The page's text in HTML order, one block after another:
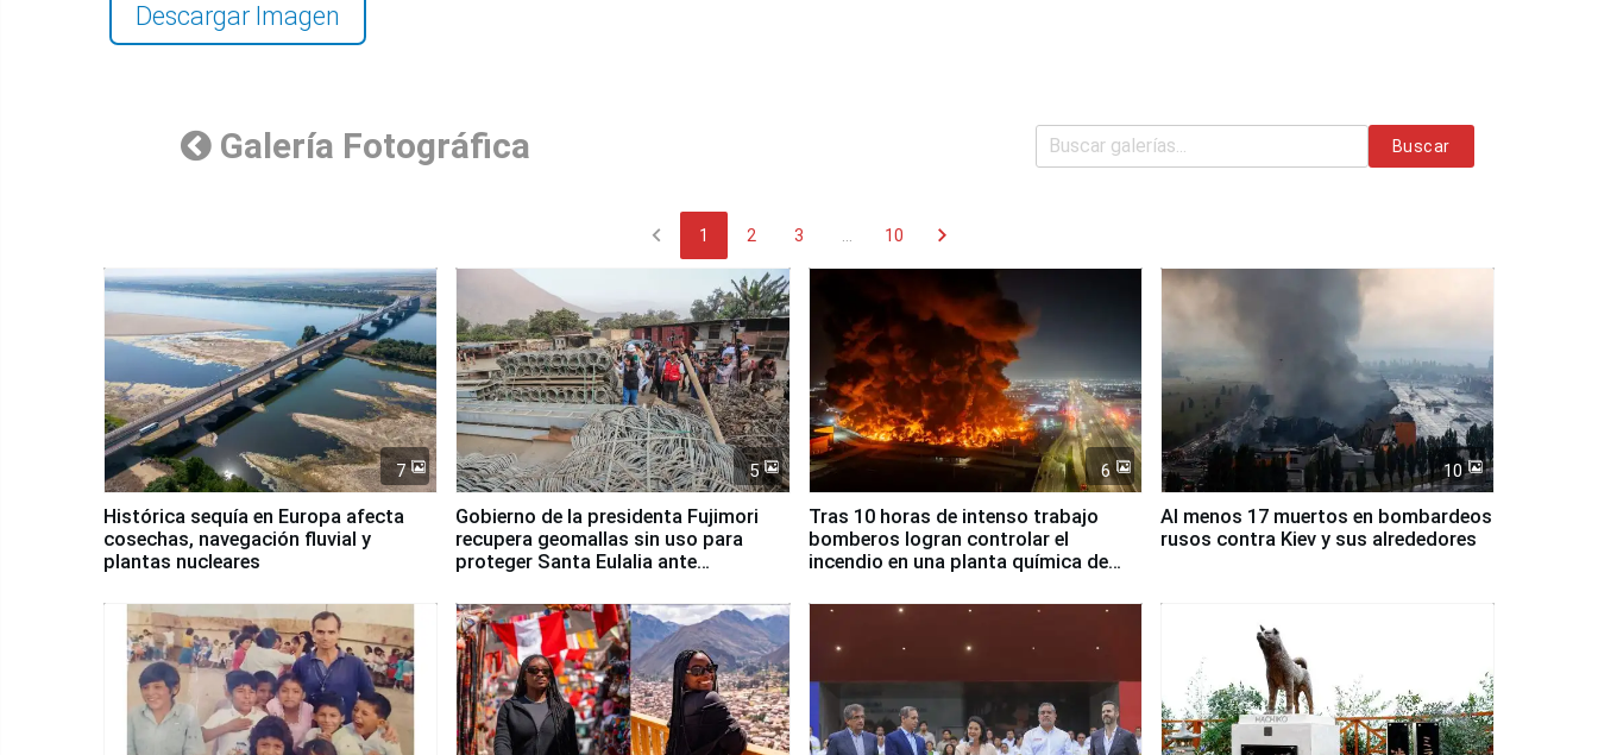
Descargar Imagen
Galería Fotográfica Buscar
chevron_left 1 2 3 10 chevron_right
7
Histórica sequía en Europa afecta
cosechas, navegación fluvial y
plantas nucleares
5
Gobierno de la presidenta Fujimori
recupera geomallas sin uso para
proteger Santa Eulalia ante
6
Tras 10 horas de intenso trabajo
bomberos logran controlar el
incendio en una planta química de
10
Al menos 17 muertos en bombardeos
rusos contra Kiev y sus alrededores